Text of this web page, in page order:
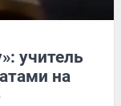
учитель
на